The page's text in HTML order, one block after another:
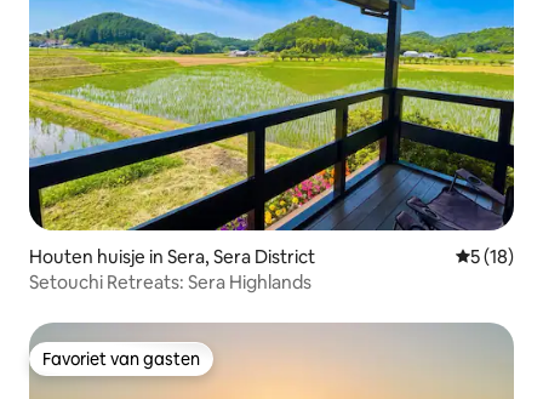
Houten huisje in Sera, Sera District
5 (18)
Setouchi Retreats: Sera Highlands
Favoriet van gasten
Favoriet van gasten